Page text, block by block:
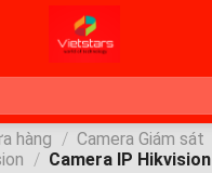
hàng / Camera Giám sát
/ Camera IP Hikvision